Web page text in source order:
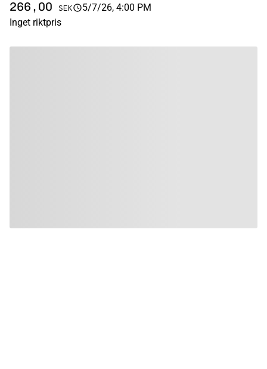
266,00 SEK
5/7/26, 4:00 PM
Inget riktpris